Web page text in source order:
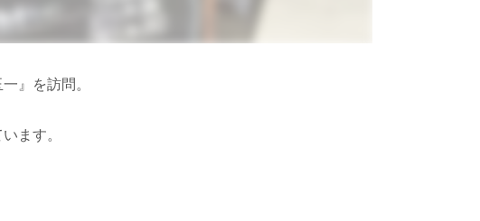
』を訪問。
ます。